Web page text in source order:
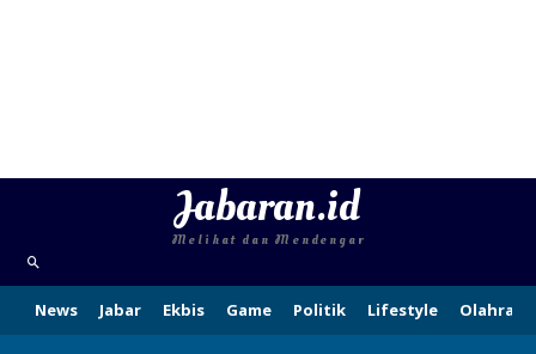
Jabaran.id
Melihat dan Mendengar
News Jabar Ekbis Game Politik Lifestyle Olahraga